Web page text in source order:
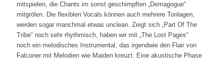
mitspielen, die Chants im sonst geschimpften „Demagogue“
mitgrölen. Die flexiblen Vocals können auch mehrere Tonlagen,
werden sogar manchmal etwas unclean. Zeigt sich „Part Of The
Tribe“ noch sehr rhythmisch, haben wir mit „The Lost Pages“
noch ein melodisches Instrumental, das irgendwie den Flair von
Falconer mit Melodien wie Maiden kreuzt. Eine akustische Phase